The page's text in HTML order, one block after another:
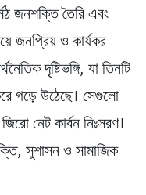
জনশক্তি তৈরি এবং
জনপ্রিয় ও কার্যকর
দৃষ্টিভঙ্গি, যা তিনটি
গড়ে উঠেছে। সেগুলো
নেট কার্বন নিঃসরণ।
সুশাসন ও সামাজিক